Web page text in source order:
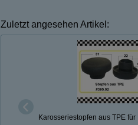
Zuletzt angesehen Artikel:
Karosseriestopfen aus TPE